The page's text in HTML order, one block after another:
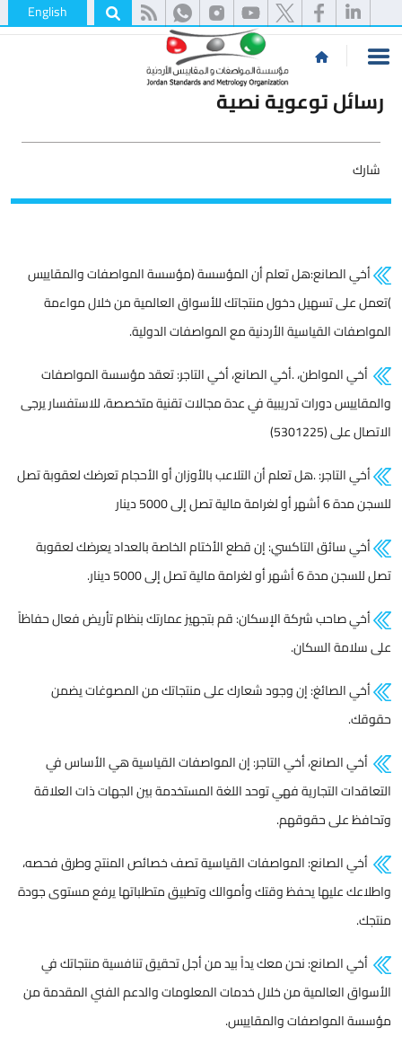
English
رسائل توعوية نصية
شارك
أخي الصانع:هل تعلم أن المؤسسة (مؤسسة المواصفات والمقاييس
)تعمل على تسهيل دخول منتجاتك للأسواق العالمية من خلال مواءمة
المواصفات القياسية الأردنية مع المواصفات الدولية.
أخي المواطن، .أخي الصانع، أخي التاجر: تعقد مؤسسة المواصفات
والمقاييس دورات تدريبية في عدة مجالات تقنية متخصصة، للاستفسار يرجى
الاتصال على (5301225)
أخي التاجر: .هل تعلم أن التلاعب بالأوزان أو الأحجام تعرضك لعقوبة تصل
للسجن مدة 6 أشهر أو لغرامة مالية تصل إلى 5000 دينار
أخي سائق التاكسي: إن قطع الأختام الخاصة بالعداد يعرضك لعقوبة
تصل للسجن مدة 6 أشهر أو لغرامة مالية تصل إلى 5000 دينار.
أخي صاحب شركة الإسكان: قم بتجهيز عمارتك بنظام تأريض فعال حفاظاً
على سلامة السكان.
أخي الصائغ: إن وجود شعارك على منتجاتك من المصوغات يضمن
حقوقك.
أخي الصانع، أخي التاجر: إن المواصفات القياسية هي الأساس في
التعاقدات التجارية فهي توحد اللغة المستخدمة بين الجهات ذات العلاقة
وتحافظ على حقوقهم.
أخي الصانع: المواصفات القياسية تصف خصائص المنتج وطرق فحصه،
واطلاعك عليها يحفظ وقتك وأموالك وتطبيق متطلباتها يرفع مستوى جودة
منتجك.
أخي الصانع: نحن معك يداً بيد من أجل تحقيق تنافسية منتجاتك في
الأسواق العالمية من خلال خدمات المعلومات والدعم الفني المقدمة من
مؤسسة المواصفات والمقاييس.